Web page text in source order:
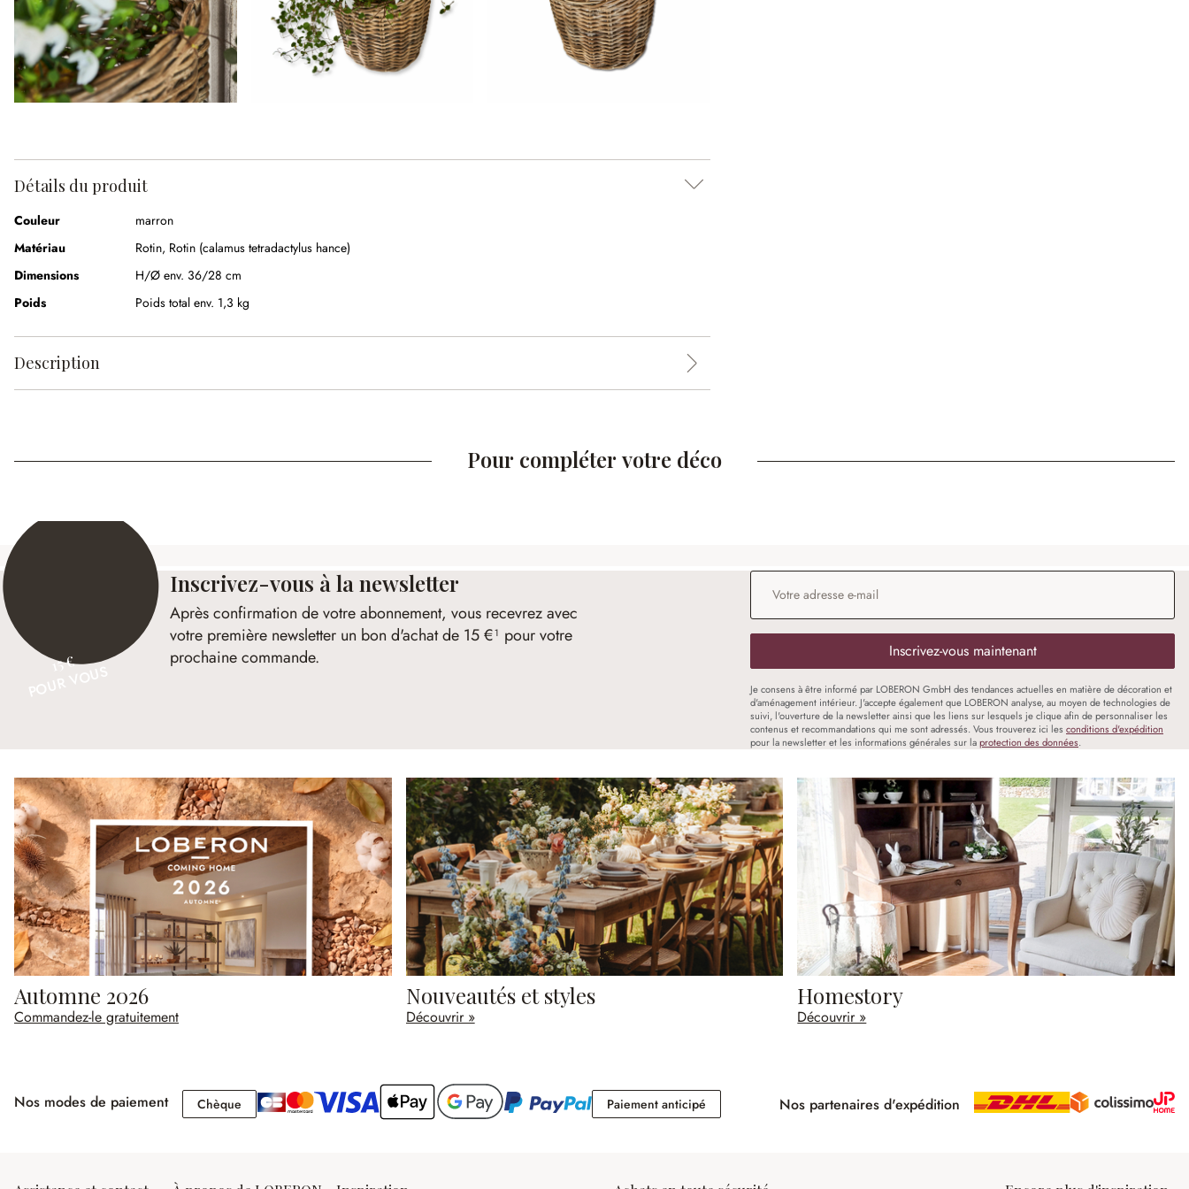
Détails du produit
Couleur
marron
Matériau
Rotin, Rotin (calamus tetradactylus hance)
Dimensions
H/Ø env. 36/28 cm
Poids
Poids total env. 1,3 kg
Description
Pour compléter votre déco
15 €
Inscrivez-vous à la newsletter
Après confirmation de votre abonnement, vous recevrez avec
votre première newsletter un bon d'achat de 15 €¹ pour votre
prochaine commande.
Adresse e-mail
Inscrivez-vous maintenant
Je consens à être informé par LOBERON GmbH des tendances actuelles en matière de décoration et
d'aménagement intérieur. J'accepte également que LOBERON analyse, au moyen de technologies de
suivi, l'ouverture de la newsletter ainsi que les liens sur lesquels je clique afin de personnaliser les
contenus et recommandations qui me sont adressés. Vous trouverez ici les conditions d'expédition
pour la newsletter et les informations générales sur laprotection des données.
Automne 2026
Commandez-le gratuitement
Nouveautés et styles
Découvrir »
Homestory
Découvrir »
Nos modes de paiement Chèque Chèque Paiement anticipéPaiement anticipéNos partenaires d'expédition